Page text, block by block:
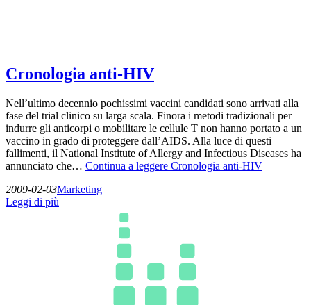
Cronologia anti-HIV
Nell’ultimo decennio pochissimi vaccini candidati sono arrivati alla
fase del trial clinico su larga scala. Finora i metodi tradizionali per
indurre gli anticorpi o mobilitare le cellule T non hanno portato a un
vaccino in grado di proteggere dall’AIDS. Alla luce di questi
fallimenti, il National Institute of Allergy and Infectious Diseases ha
annunciato che… Continua a leggere Cronologia anti-HIV
2009-02-03Marketing
Leggi di più